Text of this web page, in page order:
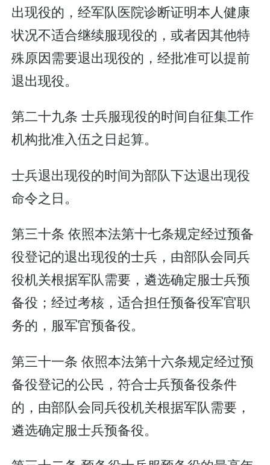
出现役的，经军队医院诊断证明本人健康
状况不适合继续服现役的，或者因其他特
殊原因需要退出现役的，经批准可以提前
退出现役。
第二十九条 士兵服现役的时间自征集工作
机构批准入伍之日起算。
士兵退出现役的时间为部队下达退出现役
命令之日。
第三十条 依照本法第十七条规定经过预备
役登记的退出现役的士兵，由部队会同兵
役机关根据军队需要，遴选确定服士兵预
备役；经过考核，适合担任预备役军官职
务的，服军官预备役。
第三十一条 依照本法第十六条规定经过预
备役登记的公民，符合士兵预备役条件
的，由部队会同兵役机关根据军队需要，
遴选确定服士兵预备役。